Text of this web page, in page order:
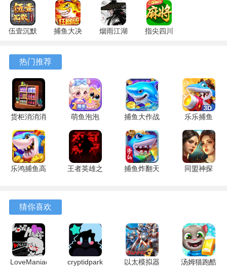
1、阴阳罗盘协作机制需要双方精准调节乾坤两仪指针，角度
偏差超过三度就会引发机关重置。
2、场景中散落着可收集的百诡图鉴，完整收录了七十二种民
间精怪的传说渊源与应对方式。
伍壹沉默
安卓版
捕鱼大决
122.7.291
烟雨江湖
指尖四川
热门推荐
货柜消消消
1.0.2 安卓
版
萌鱼泡泡
3.4.1.6 安
卓版
捕鱼大作战
1.5112 手
机版
乐乐捕鱼
9.2 安卓版
乐鸿捕鱼高
王者英雄之
捕鱼炸翻天
同盟神探
猜你喜欢
LoveManiac
cryptidpark
以太模拟器
汤姆猫跑酷